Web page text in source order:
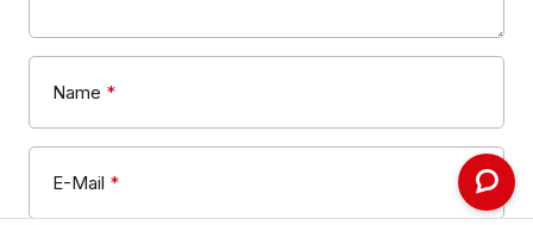
Name *
E-Mail *